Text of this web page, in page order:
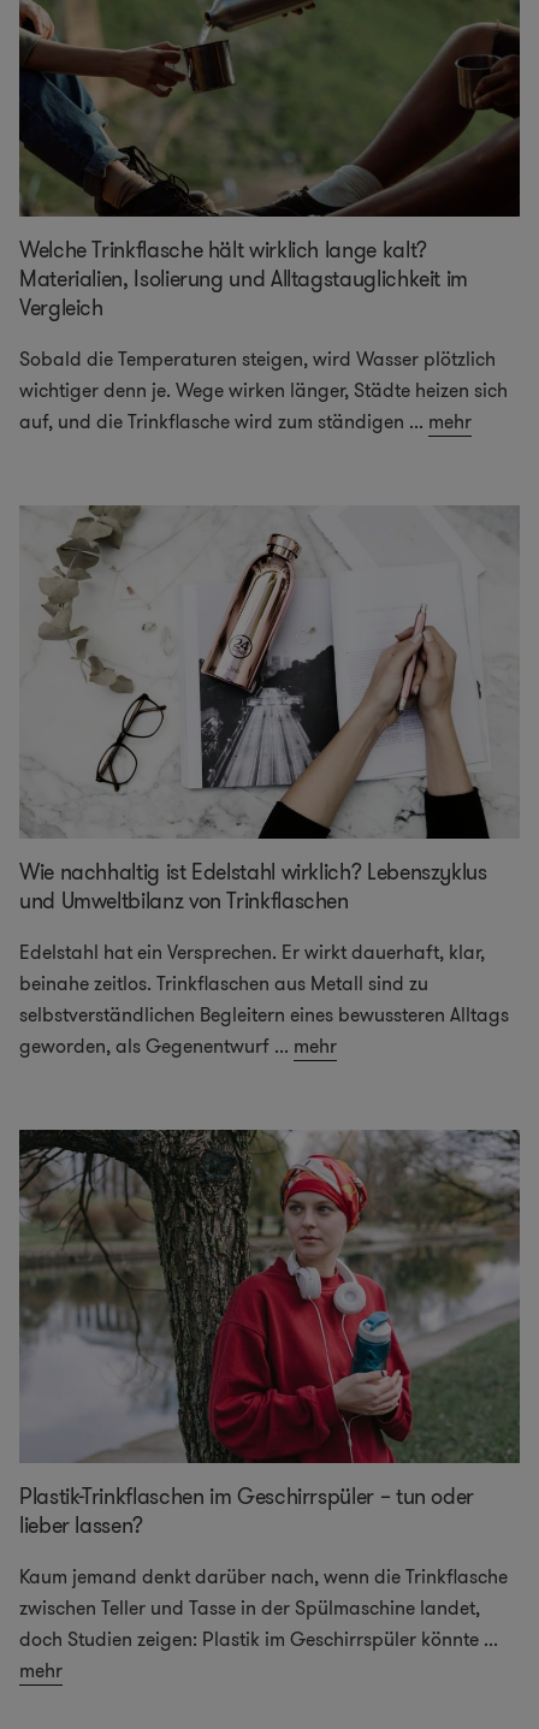
Welche Trinkflasche hält wirklich lange kalt?
Materialien, Isolierung und Alltagstauglichkeit im
Vergleich
Sobald die Temperaturen steigen, wird Wasser plötzlich
wichtiger denn je. Wege wirken länger, Städte heizen sich
auf, und die Trinkflasche wird zum ständigen ... mehr
Wie nachhaltig ist Edelstahl wirklich? Lebenszyklus
und Umweltbilanz von Trinkflaschen
Edelstahl hat ein Versprechen. Er wirkt dauerhaft, klar,
beinahe zeitlos. Trinkflaschen aus Metall sind zu
selbstverständlichen Begleitern eines bewussteren Alltags
geworden, als Gegenentwurf ... mehr
Plastik-Trinkflaschen im Geschirrspüler – tun oder
lieber lassen?
Kaum jemand denkt darüber nach, wenn die Trinkflasche
zwischen Teller und Tasse in der Spülmaschine landet,
doch Studien zeigen: Plastik im Geschirrspüler könnte ...
mehr